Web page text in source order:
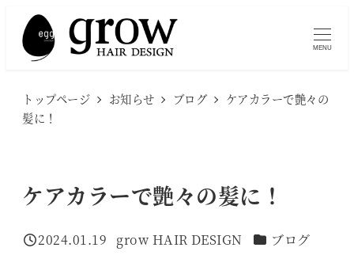
MENU
トップページ お知らせ ブログ
ケアカラーで艶々の
髪に！
ケアカラーで艶々の髪に！
投稿日
2024.01.19
著
grow HAIR DESIGN カテゴリー
ブログ